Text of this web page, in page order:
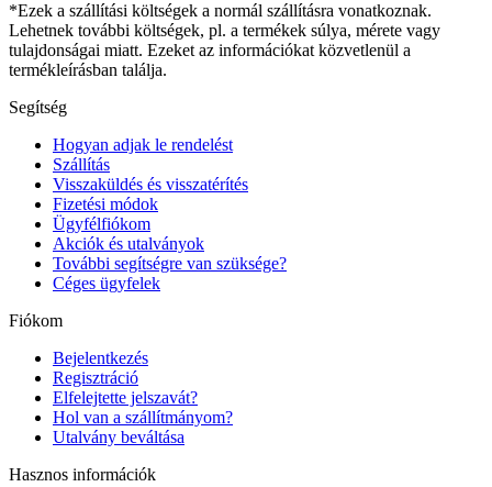
*Ezek a szállítási költségek a normál szállításra vonatkoznak.
Lehetnek további költségek, pl. a termékek súlya, mérete vagy
tulajdonságai miatt. Ezeket az információkat közvetlenül a
termékleírásban találja.
Segítség
Hogyan adjak le rendelést
Szállítás
Visszaküldés és visszatérítés
Fizetési módok
Ügyfélfiókom
Akciók és utalványok
További segítségre van szüksége?
Céges ügyfelek
Fiókom
Bejelentkezés
Regisztráció
Elfelejtette jelszavát?
Hol van a szállítmányom?
Utalvány beváltása
Hasznos információk